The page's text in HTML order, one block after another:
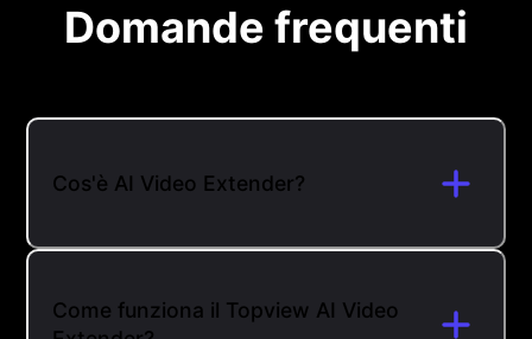
Domande frequenti
Cos'è AI Video Extender?
Come funziona il Topview AI Video